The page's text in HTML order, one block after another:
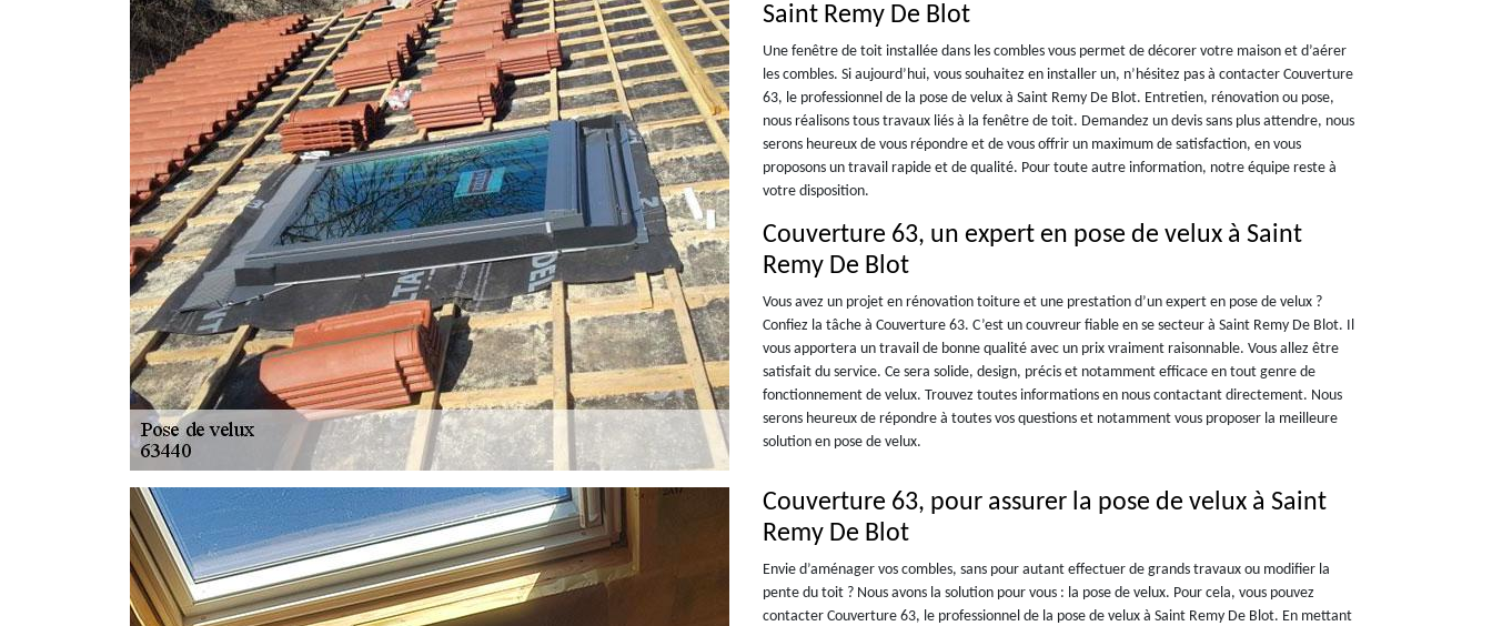
Saint Remy De Blot
Une fenêtre de toit installée dans les combles vous permet de décorer votre maison et d’aérer
les combles. Si aujourd’hui, vous souhaitez en installer un, n’hésitez pas à contacter Couverture
63, le professionnel de la pose de velux à Saint Remy De Blot. Entretien, rénovation ou pose,
nous réalisons tous travaux liés à la fenêtre de toit. Demandez un devis sans plus attendre, nous
serons heureux de vous répondre et de vous offrir un maximum de satisfaction, en vous
proposons un travail rapide et de qualité. Pour toute autre information, notre équipe reste à
votre disposition.
Couverture 63, un expert en pose de velux à Saint
Remy De Blot
Vous avez un projet en rénovation toiture et une prestation d’un expert en pose de velux ?
Confiez la tâche à Couverture 63. C’est un couvreur fiable en se secteur à Saint Remy De Blot. Il
vous apportera un travail de bonne qualité avec un prix vraiment raisonnable. Vous allez être
satisfait du service. Ce sera solide, design, précis et notamment efficace en tout genre de
fonctionnement de velux. Trouvez toutes informations en nous contactant directement. Nous
serons heureux de répondre à toutes vos questions et notamment vous proposer la meilleure
solution en pose de velux.
Couverture 63, pour assurer la pose de velux à Saint
Remy De Blot
Envie d’aménager vos combles, sans pour autant effectuer de grands travaux ou modifier la
pente du toit ? Nous avons la solution pour vous : la pose de velux. Pour cela, vous pouvez
contacter Couverture 63, le professionnel de la pose de velux à Saint Remy De Blot. En mettant